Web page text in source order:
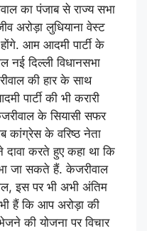
का पंजाब से राज्य सभा
अरोड़ा लुधियाना वेस्ट
आम आदमी पार्टी के
नई दिल्ली विधानसभा
की हार के साथ
पार्टी की भी करारी
के सियासी सफर
कांग्रेस के वरिष्ठ नेता
दावा करते हुए कहा था कि
जा सकते हैं. केजरीवाल
इस पर भी अभी अंतिम
हैं कि आप अरोड़ा की
की योजना पर विचार